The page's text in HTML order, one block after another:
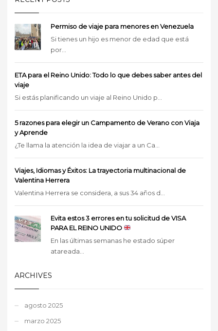
Permiso de viaje para menores en Venezuela
Si tienes un hijo es menor de edad que está
por...
ETA para el Reino Unido: Todo lo que debes saber antes del
viaje
Si estás planificando un viaje al Reino Unido p...
5 razones para elegir un Campamento de Verano con Viaja
y Aprende
¿Te llama la atención la idea de viajar a un Ca...
Viajes, Idiomas y Éxitos: La trayectoria multinacional de
Valentina Herrera
Valentina Herrera se considera, a sus 34 años d...
Evita estos 3 errores en tu solicitud de VISA
PARA EL REINO UNIDO
En las últimas semanas he estado súper
atareada...
ARCHIVES
agosto 2025
marzo 2025